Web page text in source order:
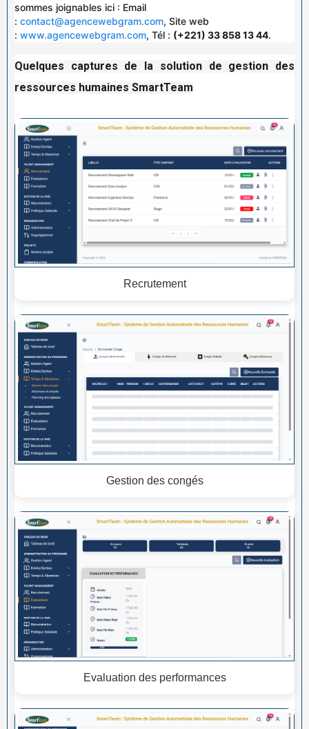
sommes joignables ici : Email
: contact@agencewebgram.com, Site web
: www.agencewebgram.com, Tél : (+221) 33 858 13 44.
Quelques captures de la solution de gestion des
ressources humaines SmartTeam
Recrutement
Gestion des congés
Evaluation des performances